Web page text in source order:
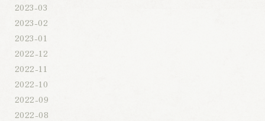
2023-03
2023-02
2023-01
2022-12
2022-11
2022-10
2022-09
2022-08